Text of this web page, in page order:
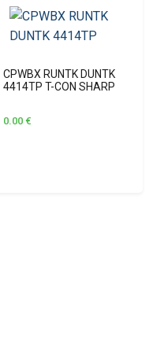
CPWBX RUNTK DUNTK
4414TP T-CON SHARP
0.00 €